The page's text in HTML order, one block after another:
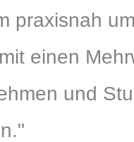
praxisnah
einen
und